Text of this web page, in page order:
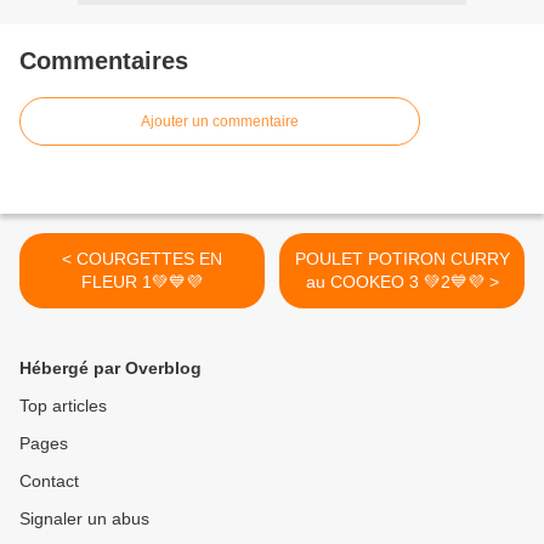
Commentaires
Ajouter un commentaire
< COURGETTES EN
FLEUR 1💚💙💜
POULET POTIRON CURRY
au COOKEO 3 💚2💙💜 >
Hébergé par Overblog
Top articles
Pages
Contact
Signaler un abus